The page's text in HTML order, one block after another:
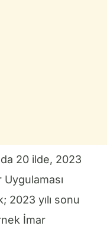
20 ilde, 2023
Uygulaması
2023 yılı sonu
İmar